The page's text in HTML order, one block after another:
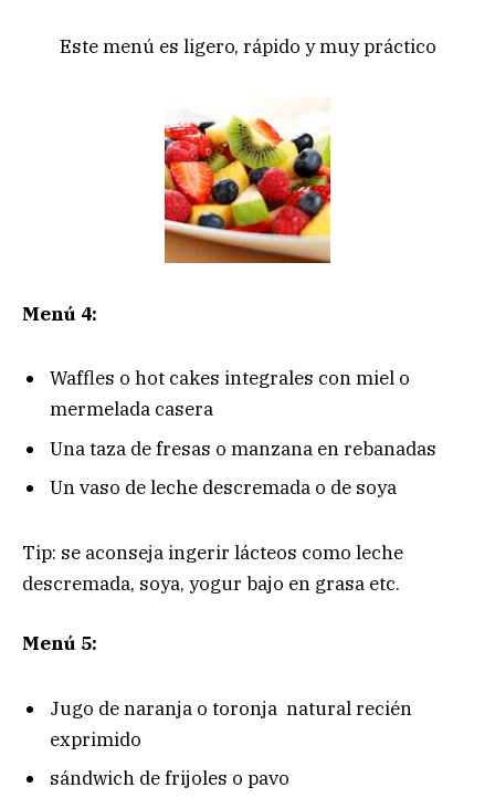
Este menú es ligero, rápido y muy práctico
Menú 4:
Waffles o hot cakes integrales con miel o
mermelada casera
Una taza de fresas o manzana en rebanadas
Un vaso de leche descremada o de soya
Tip: se aconseja ingerir lácteos como leche
descremada, soya, yogur bajo en grasa etc.
Menú 5:
Jugo de naranja o toronja natural recién
exprimido
sándwich de frijoles o pavo